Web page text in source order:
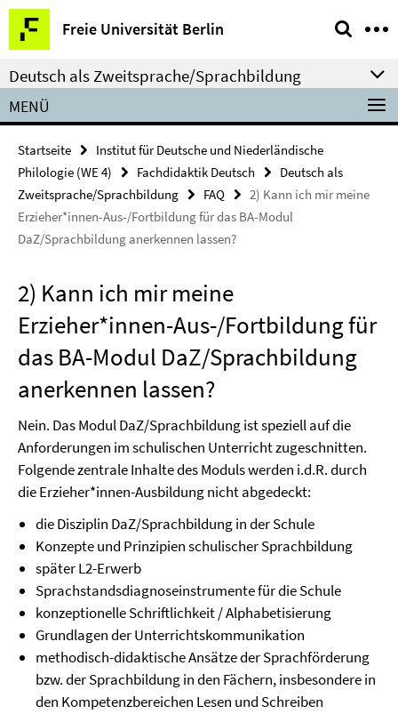
Springe
direkt
zu
Inhalt
Freie Universität Berlin
Service-
Navigation
Deutsch als Zweitsprache/Sprachbildung
MENÜ
Startseite
Institut für Deutsche und Niederländische
Philologie (WE 4)
Fachdidaktik Deutsch
Deutsch als
Zweitsprache/Sprachbildung
FAQ
2) Kann ich mir meine
Erzieher*innen-Aus-/Fortbildung für das BA-Modul
DaZ/Sprachbildung anerkennen lassen?
2) Kann ich mir meine
Erzieher*innen-Aus-/Fortbildung für
das BA-Modul DaZ/Sprachbildung
anerkennen lassen?
Nein. Das Modul DaZ/Sprachbildung ist speziell auf die
Anforderungen im schulischen Unterricht zugeschnitten.
Folgende zentrale Inhalte des Moduls werden i.d.R. durch
die Erzieher*innen-Ausbildung nicht abgedeckt:
die Disziplin DaZ/Sprachbildung in der Schule
Konzepte und Prinzipien schulischer Sprachbildung
später L2-Erwerb
Sprachstandsdiagnoseinstrumente für die Schule
konzeptionelle Schriftlichkeit / Alphabetisierung
Grundlagen der Unterrichtskommunikation
methodisch-didaktische Ansätze der Sprachförderung
bzw. der Sprachbildung in den Fächern, insbesondere in
den Kompetenzbereichen Lesen und Schreiben